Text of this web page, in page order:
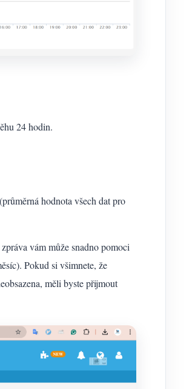
24 hodin.
hodnota všech dat pro
vám může snadno pomoci
Pokud si všimnete, že
měli byste přijmout